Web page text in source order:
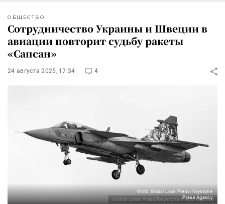
ОБЩЕСТВО
Сотрудничество Украины и Швеции в
авиации повторит судьбу ракеты
«Сапсан»
24 августа 2025, 17:34 4
Фото: Global Look Press/Keystone
Press Agency